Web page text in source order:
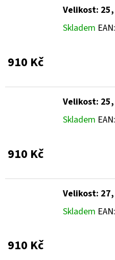
Velikost:
Skladem EAN:
910 Kč
Velikost:
Skladem EAN:
910 Kč
Velikost:
Skladem EAN:
910 Kč